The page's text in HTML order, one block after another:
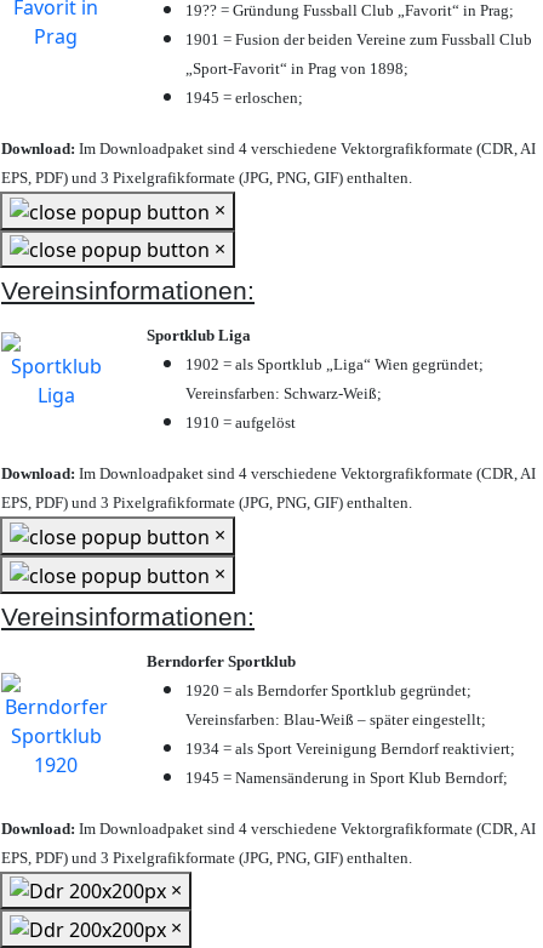
19?? = Gründung Fussball Club „Favorit“ in Prag;
1901 = Fusion der beiden Vereine zum Fussball Club
„Sport-Favorit“ in Prag von 1898;
1945 = erloschen;
Download: Im Downloadpaket sind 4 verschiedene Vektorgrafikformate (CDR, AI
EPS, PDF) und 3 Pixelgrafikformate (JPG, PNG, GIF) enthalten.
×
×
Vereinsinformationen:
Sportklub Liga
1902 = als Sportklub „Liga“ Wien gegründet;
Vereinsfarben: Schwarz-Weiß;
1910 = aufgelöst
Download: Im Downloadpaket sind 4 verschiedene Vektorgrafikformate (CDR, AI
EPS, PDF) und 3 Pixelgrafikformate (JPG, PNG, GIF) enthalten.
×
×
Vereinsinformationen:
Berndorfer Sportklub
1920 = als Berndorfer Sportklub gegründet;
Vereinsfarben: Blau-Weiß – später eingestellt;
1934 = als Sport Vereinigung Berndorf reaktiviert;
1945 = Namensänderung in Sport Klub Berndorf;
Download: Im Downloadpaket sind 4 verschiedene Vektorgrafikformate (CDR, AI
EPS, PDF) und 3 Pixelgrafikformate (JPG, PNG, GIF) enthalten.
×
×